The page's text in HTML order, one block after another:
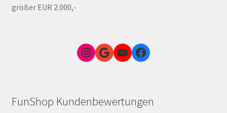
größer EUR 2.000,-
Instagram
Google Link zum FunShop WienYouTubeFacebook
FunShop Kundenbewertungen